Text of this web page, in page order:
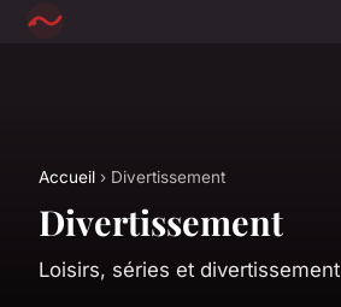
Accueil › Divertissement
Divertissement
Loisirs, séries et divertissement